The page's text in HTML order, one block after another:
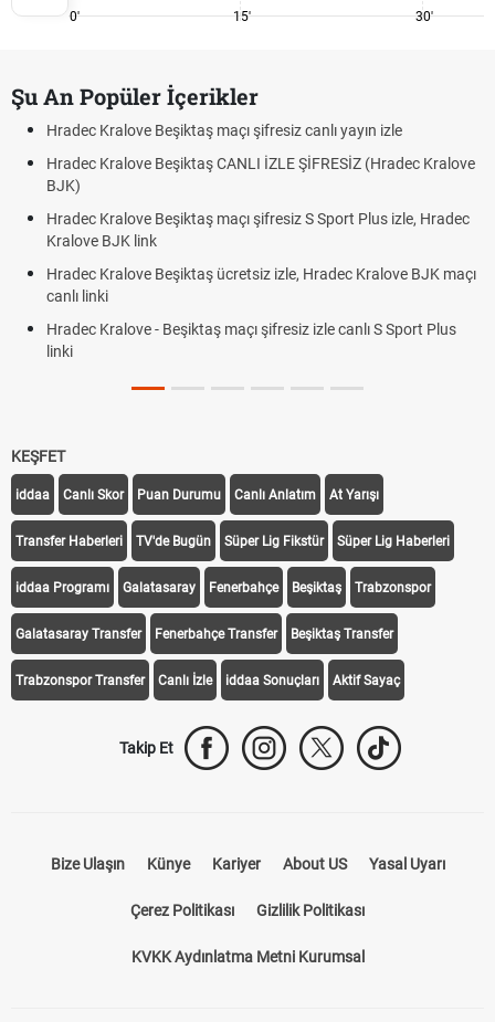
0' 15' 30'
Şu An Popüler İçerikler
Hradec Kralove Beşiktaş maçı şifresiz canlı yayın izle
Hradec Kralove Beşiktaş CANLI İZLE ŞİFRESİZ (Hradec Kralove
BJK)
Hradec Kralove Beşiktaş maçı şifresiz S Sport Plus izle, Hradec
Kralove BJK link
Hradec Kralove Beşiktaş ücretsiz izle, Hradec Kralove BJK maçı
canlı linki
Hradec Kralove - Beşiktaş maçı şifresiz izle canlı S Sport Plus
linki
KEŞFET
iddaa Canlı Skor Puan Durumu Canlı Anlatım At Yarışı
Transfer Haberleri TV'de Bugün Süper Lig Fikstür Süper Lig Haberleri
iddaa Programı Galatasaray Fenerbahçe Beşiktaş Trabzonspor
Galatasaray Transfer Fenerbahçe Transfer Beşiktaş Transfer
Trabzonspor Transfer Canlı İzle iddaa Sonuçları Aktif Sayaç
Takip Et
Bize Ulaşın Künye Kariyer About US Yasal Uyarı
Çerez Politikası Gizlilik Politikası
KVKK Aydınlatma Metni Kurumsal